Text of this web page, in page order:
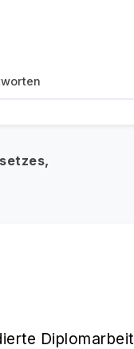
Diplomarbeit